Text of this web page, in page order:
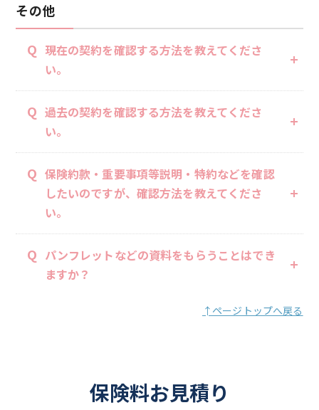
その他
Q 現在の契約を確認する方法を教えてくださ
い。
Q 過去の契約を確認する方法を教えてくださ
い。
Q 保険約款・重要事項等説明・特約などを確認
したいのですが、確認方法を教えてくださ
い。
Q パンフレットなどの資料をもらうことはでき
ますか？
↑ページトップへ戻る
保険料お見積り